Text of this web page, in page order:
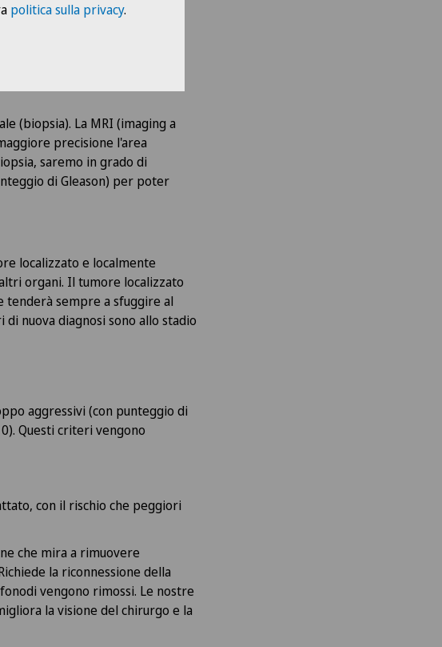
(biopsia). La MRI (imaging a
precisione l'area
saremo in grado di
di Gleason) per poter
localizzato e localmente
organi. Il tumore localizzato
tenderà sempre a sfuggire al
nuova diagnosi sono allo stadio
aggressivi (con punteggio di
Questi criteri vengono
con il rischio che peggiori
che mira a rimuovere
la riconnessione della
vengono rimossi. Le nostre
la visione del chirurgo e la
politica sulla privacy.